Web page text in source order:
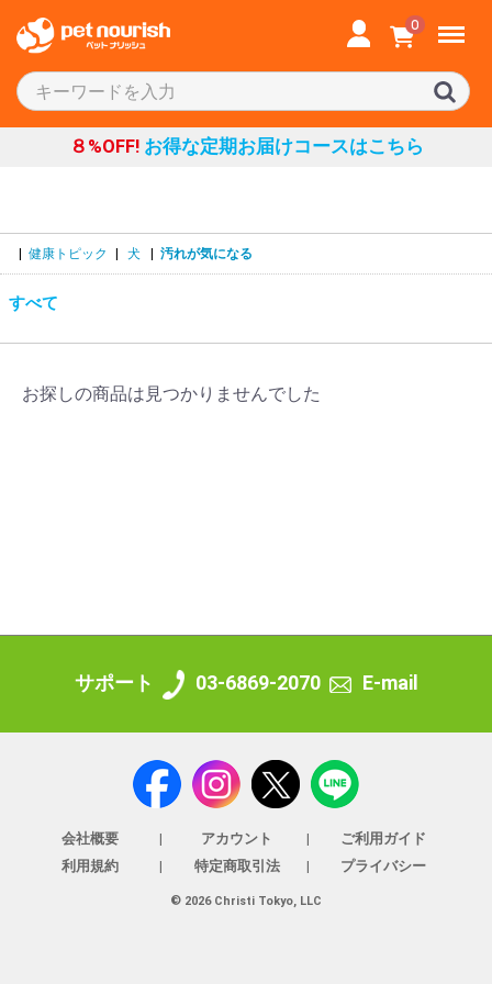
0 Menu
８%OFF!お得な定期お届けコースはこちら
健康トピック 犬 汚れが気になる
すべて
お探しの商品は見つかりませんでした
サポート 03-6869-2070 E-mail
会社概要 アカウント
ご利用ガイド
利用規約
特定商取引法 プライバシー
© 2026 Christi Tokyo, LLC